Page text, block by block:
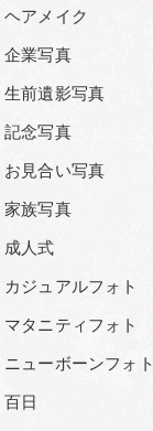
ヘアメイク
企業写真
生前遺影写真
記念写真
お見合い写真
家族写真
成人式
カジュアルフォト
マタニティフォト
ニューボーンフォト
百日